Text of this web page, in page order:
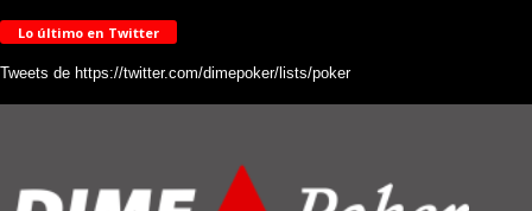
Lo último en Twitter
Tweets de https://twitter.com/dimepoker/lists/poker